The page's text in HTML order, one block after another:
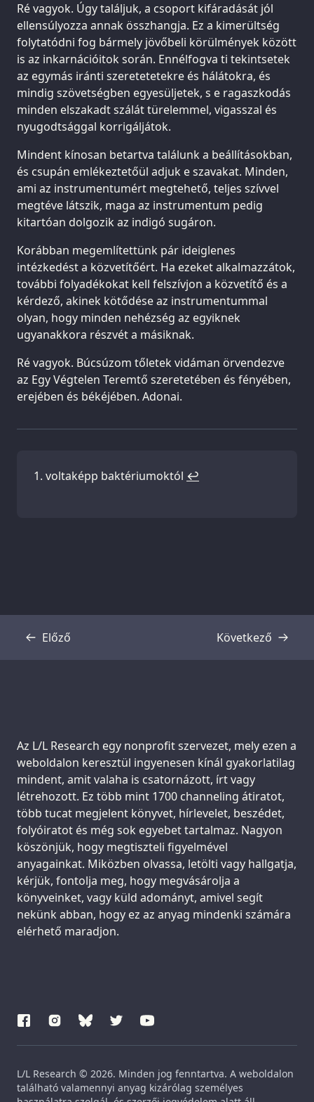
Ré vagyok. Úgy találjuk, a csoport kifáradását jól
ellensúlyozza annak összhangja. Ez a kimerültség
folytatódni fog bármely jövőbeli körülmények között
is az inkarnációitok során. Ennélfogva ti tekintsetek
az egymás iránti szeretetetekre és hálátokra, és
mindig szövetségben egyesüljetek, s e ragaszkodás
minden elszakadt szálát türelemmel, vigasszal és
nyugodtsággal korrigáljátok.
Mindent kínosan betartva találunk a beállításokban,
és csupán emlékeztetőül adjuk e szavakat. Minden,
ami az instrumentumért megtehető, teljes szívvel
megtéve látszik, maga az instrumentum pedig
kitartóan dolgozik az indigó sugáron.
Korábban megemlítettünk pár ideiglenes
intézkedést a közvetítőért. Ha ezeket alkalmazzátok,
további folyadékokat kell felszívjon a közvetítő és a
kérdező, akinek kötődése az instrumentummal
olyan, hogy minden nehézség az egyiknek
ugyanakkora részvét a másiknak.
Ré vagyok. Búcsúzom tőletek vidáman örvendezve
az Egy Végtelen Teremtő szeretetében és fényében,
erejében és békéjében. Adonai.
voltaképp baktériumoktól ↩
Előző
Átirat Következő
Átirat
Support us:
Az L/L Research egy nonprofit szervezet, mely ezen a
weboldalon keresztül ingyenesen kínál gyakorlatilag
mindent, amit valaha is csatornázott, írt vagy
létrehozott. Ez több mint 1700 channeling átiratot,
több tucat megjelent könyvet, hírlevelet, beszédet,
folyóiratot és még sok egyebet tartalmaz. Nagyon
köszönjük, hogy megtiszteli figyelmével
anyagainkat. Miközben olvassa, letölti vagy hallgatja,
kérjük, fontolja meg, hogy megvásárolja a
könyveinket, vagy küld adományt, amivel segít
nekünk abban, hogy ez az anyag mindenki számára
elérhető maradjon.
L/L Research © 2026. Minden jog fenntartva. A weboldalon
található valamennyi anyag kizárólag személyes